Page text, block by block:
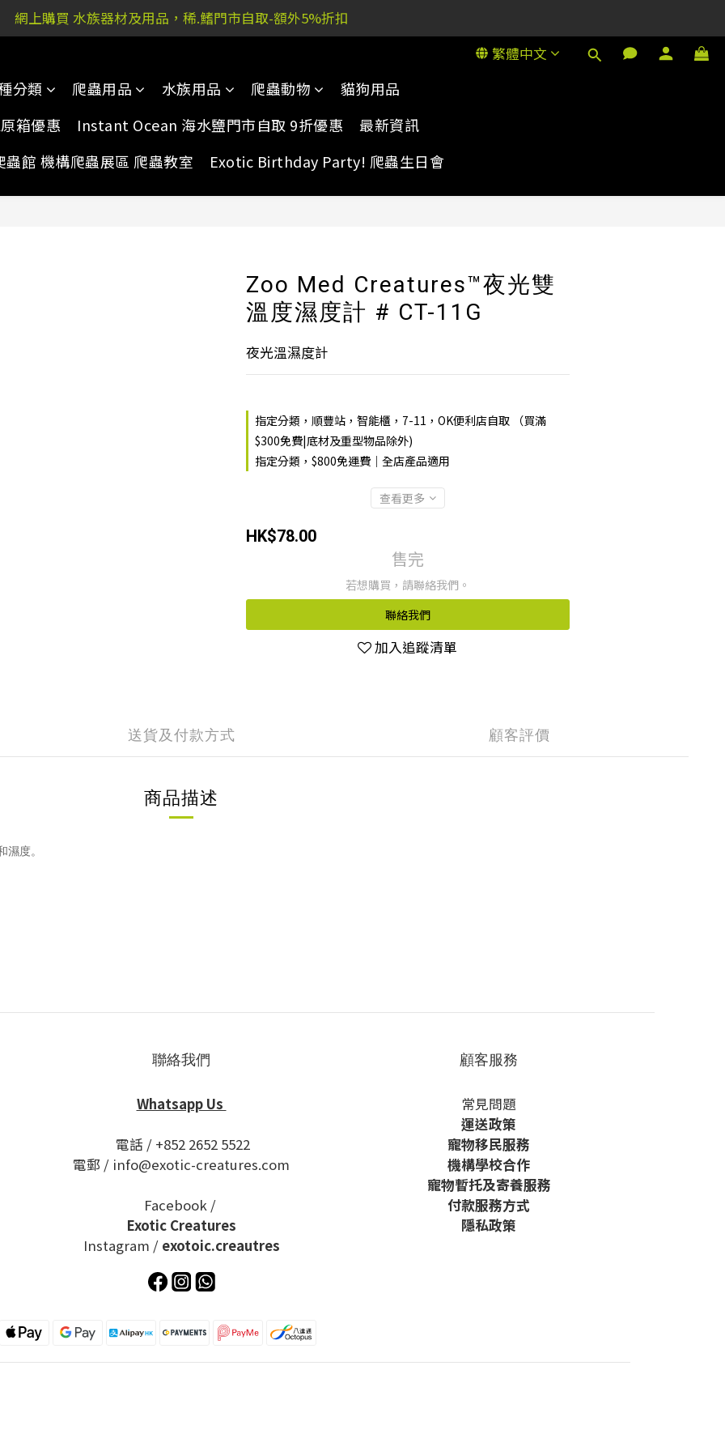
新街51P號富祐閣16號地下｜ 稀.鰭旺角店: 西洋菜南街101號金德行11樓
網上購買 水族器材及用品，稀.鰭門市自取-額外5%折扣
繁體中文
分類 爬蟲用品 水族用品 爬蟲動物
貓狗用品
箱優惠
Instant Ocean 海水鹽門市自取 9折優惠
最新資訊
蟲館 機構爬蟲展區 爬蟲教室
Exotic Birthday Party! 爬蟲生日會
Zoo Med Creatures™夜光雙
溫度濕度計 # CT-11G
夜光溫濕度計
指定分類，順豐站，智能櫃，7-11，OK便利店自取 （買滿
$300免費|底材及重型物品除外)
指定分類，$800免運費｜全店產品適用
查看更多
HK$78.00
售完
若想購買，請聯絡我們。
聯絡我們
加入追蹤清單
送貨及付款方式 顧客評價
商品描述
度。
聯絡我們
Whatsapp Us
電話 / +852 2652 5522
電郵 / info@exotic-creatures.com
Facebook /
Exotic Creatures
Instagram / exotoic.creautres
顧客服務
常見問題
運送政策
寵物移民服務
機構學校合作
寵物暫托及寄養服務
付款服務方式
隱私政策